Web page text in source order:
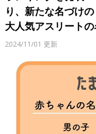
り、新たな名づけ
大人気アスリート
2024/11/01 更新